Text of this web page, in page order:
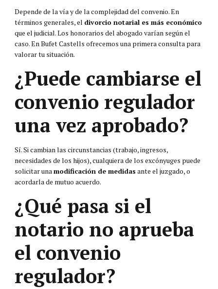
Depende de la vía y de la complejidad del convenio. En
términos generales, el divorcio notarial es más económico
que el judicial. Los honorarios del abogado varían según el
caso. En Bufet Castells ofrecemos una primera consulta para
valorar tu situación.
¿Puede cambiarse el
convenio regulador
una vez aprobado?
Sí. Si cambian las circunstancias (trabajo, ingresos,
necesidades de los hijos), cualquiera de los excónyuges puede
solicitar una modificación de medidas ante el juzgado, o
acordarla de mutuo acuerdo.
¿Qué pasa si el
notario no aprueba
el convenio
regulador?